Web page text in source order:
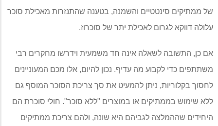
של ממתיקים סינטטיים והשמנה, בטענה שהתנזרות מאכילת סוכר
עלולה דווקא לגרום לאכילת יתר של סוכרוז.
אם כן, התשובה לשאלה אינה חד משמעית וידרשו מחקרים רבי
משתתפים כדי לקבוע מה עדיף. נכון להיום, אלו מכם המעוניינים
לחסוך בקלוריות, ניתן להמעיט את סך צריכת הסוכר המוסף גם
ללא שימוש בממתיקים או במוצרים "ללא סוכר". חולי סוכרת הם
היחידים שההמלצה לגביהם היא שונה, ולהם צריכת ממתיקים